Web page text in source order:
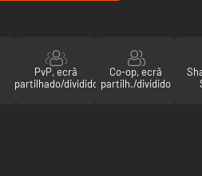
PvP, ecrã
partilhado/dividido
Co-op, ecrã
partilh./dividido